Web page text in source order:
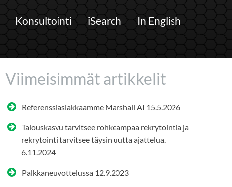
Konsultointi iSearch In English
Viimeisimmät artikkelit
Referenssiasiakkaamme Marshall AI 15.5.2026
Talouskasvu tarvitsee rohkeampaa rekrytointia ja
rekrytointi tarvitsee täysin uutta ajattelua.
6.11.2024
Palkkaneuvottelussa 12.9.2023